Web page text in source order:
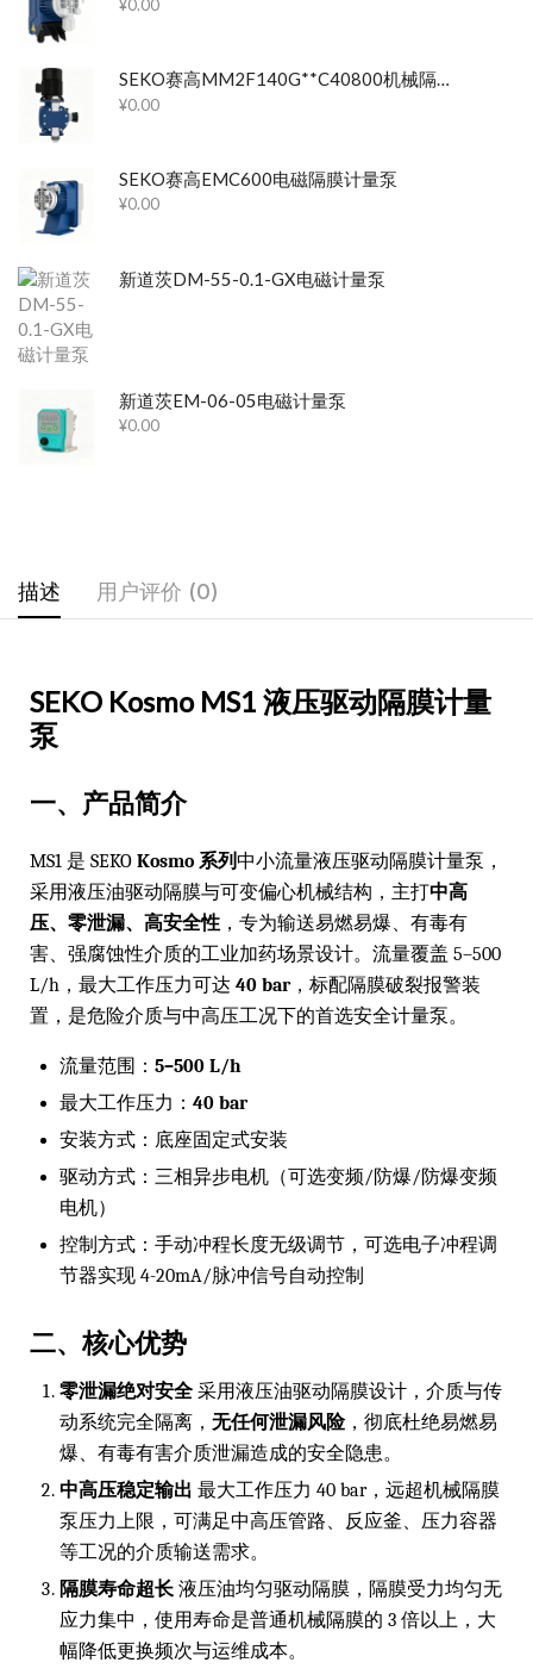
¥0.00
SEKO赛高MM2F140G**C40800机械隔膜计量泵
¥0.00
SEKO赛高EMC600电磁隔膜计量泵
¥0.00
新道茨DM-55-0.1-GX电磁计量泵
新道茨EM-06-05电磁计量泵
¥0.00
描述 用户评价 (0)
SEKO Kosmo MS1 液压驱动隔膜计量
泵
一、产品简介
MS1 是 SEKO Kosmo 系列中小流量液压驱动隔膜计量泵，
采用液压油驱动隔膜与可变偏心机械结构，主打中高
压、零泄漏、高安全性 ，专为输送易燃易爆、有毒有
害、强腐蚀性介质的工业加药场景设计。流量覆盖 5–500
L/h，最大工作压力可达 40 bar，标配隔膜破裂报警装
置，是危险介质与中高压工况下的首选安全计量泵。
流量范围： 5–500 L/h
最大工作压力： 40 bar
安装方式：底座固定式安装
驱动方式：三相异步电机（可选变频/防爆/防爆变频
电机）
控制方式：手动冲程长度无级调节，可选电子冲程调
节器实现 4-20mA/脉冲信号自动控制
二、核心优势
零泄漏绝对安全 采用液压油驱动隔膜设计，介质与传
动系统完全隔离， 无任何泄漏风险，彻底杜绝易燃易
爆、有毒有害介质泄漏造成的安全隐患。
中高压稳定输出 最大工作压力 40 bar，远超机械隔膜
泵压力上限，可满足中高压管路、反应釜、压力容器
等工况的介质输送需求。
隔膜寿命超长 液压油均匀驱动隔膜，隔膜受力均匀无
应力集中，使用寿命是普通机械隔膜的 3 倍以上，大
幅降低更换频次与运维成本。